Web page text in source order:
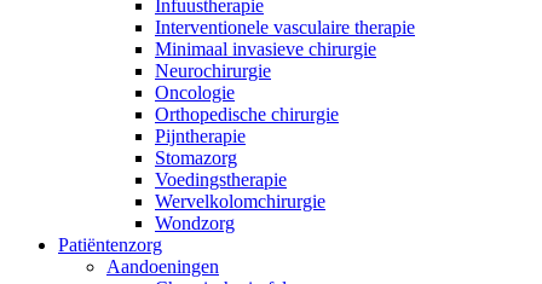
Infuustherapie
Interventionele vasculaire therapie
Minimaal invasieve chirurgie
Neurochirurgie
Oncologie
Orthopedische chirurgie
Pijntherapie
Stomazorg
Voedingstherapie
Wervelkolomchirurgie
Wondzorg
Patiëntenzorg
Aandoeningen